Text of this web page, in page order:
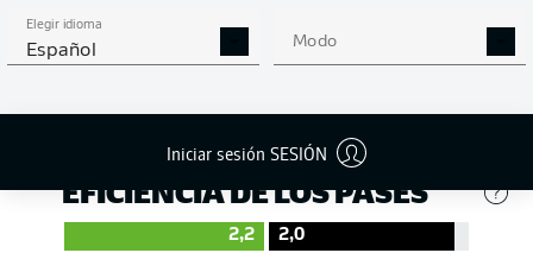
Elegir idioma
Español Modo
Iniciar sesión SESIÓN
(%)
490 316
EFICIENCIA DE LOS PASES
2,2
2,0